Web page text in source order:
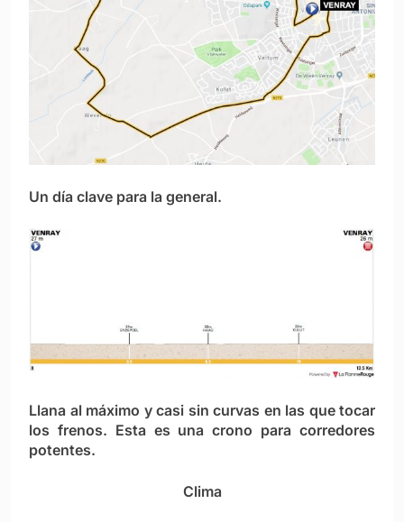
Un día clave para la general.
Llana al máximo y casi sin curvas en las que tocar
los frenos. Esta es una crono para corredores
potentes.
Clima